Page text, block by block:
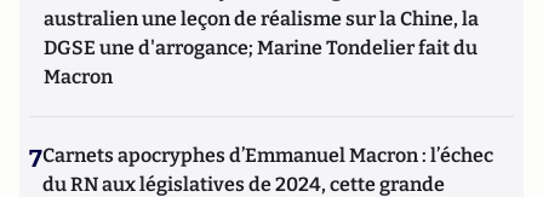
australien une leçon de réalisme sur la Chine, la
DGSE une d'arrogance; Marine Tondelier fait du
Macron
7Carnets apocryphes d’Emmanuel Macron : l’échec
du RN aux législatives de 2024, cette grande